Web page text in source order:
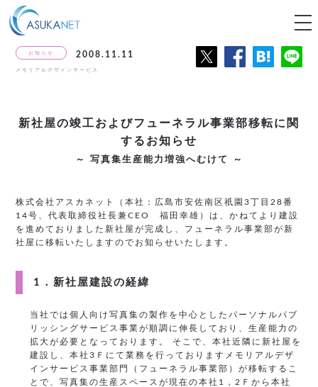
お知らせ 2008.11.11
メモリアルデザインサービス
新社屋の竣工およびフューネラル事業部移転に関
するお知らせ
～ 写真集生産能力増強へむけて ～
株式会社アスカネット（本社：広島市安佐南区祇園3丁目28番
14号、代表取締役社長兼CEO 福田幸雄）は、かねてより建設
を進めておりました新社屋が完成し、フューネラル事業部が新
社屋に移転いたしますのでお知らせいたします。
1．新社屋建設の経緯
当社では個人向け写真集の製作を中心としたパーソナルパブ
リッシングサービス事業が順調に伸長しており、生産能力の
拡大が必要となっております。 そこで、本社近隣に新社屋を
建設し、本社3Ｆにて業務を行っておりますメモリアルデザ
インサービス事業部門（フューネラル事業部）が移転するこ
とで、写真集の生産スペースが現在の本社1，2Ｆから本社